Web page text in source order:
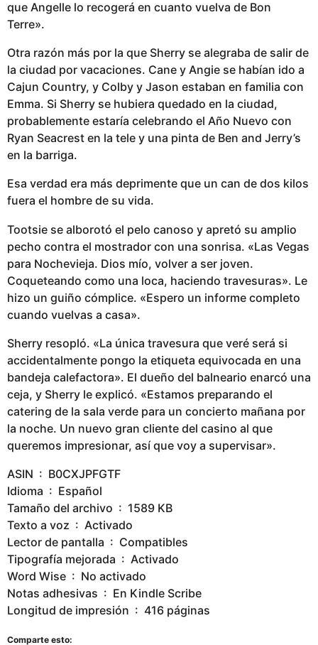
que Angelle lo recogerá en cuanto vuelva de Bon
Terre».
Otra razón más por la que Sherry se alegraba de salir de
la ciudad por vacaciones. Cane y Angie se habían ido a
Cajun Country, y Colby y Jason estaban en familia con
Emma. Si Sherry se hubiera quedado en la ciudad,
probablemente estaría celebrando el Año Nuevo con
Ryan Seacrest en la tele y una pinta de Ben and Jerry’s
en la barriga.
Esa verdad era más deprimente que un can de dos kilos
fuera el hombre de su vida.
Tootsie se alborotó el pelo canoso y apretó su amplio
pecho contra el mostrador con una sonrisa. «Las Vegas
para Nochevieja. Dios mío, volver a ser joven.
Coqueteando como una loca, haciendo travesuras». Le
hizo un guiño cómplice. «Espero un informe completo
cuando vuelvas a casa».
Sherry resopló. «La única travesura que veré será si
accidentalmente pongo la etiqueta equivocada en una
bandeja calefactora». El dueño del balneario enarcó una
ceja, y Sherry le explicó. «Estamos preparando el
catering de la sala verde para un concierto mañana por
la noche. Un nuevo gran cliente del casino al que
queremos impresionar, así que voy a supervisar».
ASIN ‏ : ‎ B0CXJPFGTF
Idioma ‏ : ‎ Español
Tamaño del archivo ‏ : ‎ 1589 KB
Texto a voz ‏ : ‎ Activado
Lector de pantalla ‏ : ‎ Compatibles
Tipografía mejorada ‏ : ‎ Activado
Word Wise ‏ : ‎ No activado
Notas adhesivas ‏ : ‎ En Kindle Scribe
Longitud de impresión ‏ : ‎ 416 páginas
Comparte esto: